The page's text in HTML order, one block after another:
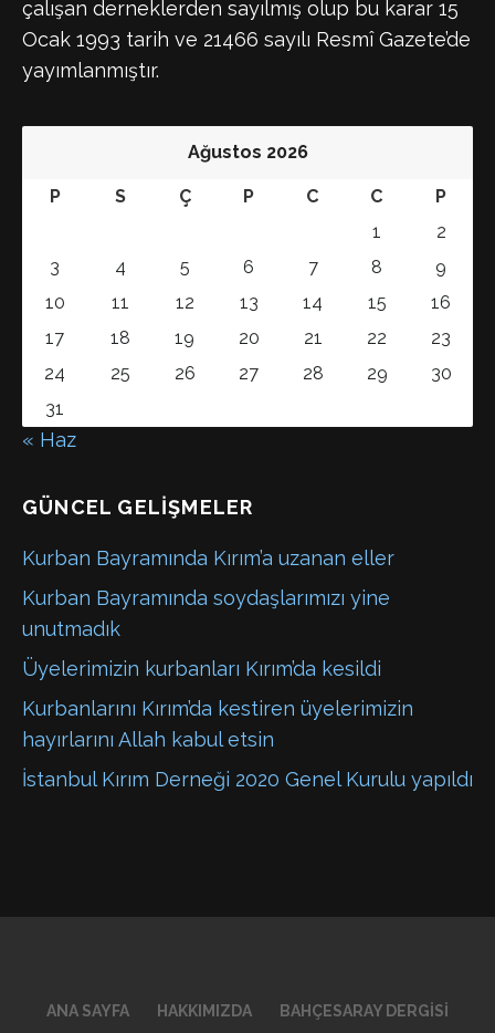
çalışan derneklerden sayılmış olup bu karar 15
Ocak 1993 tarih ve 21466 sayılı Resmî Gazete’de
yayımlanmıştır.
Ağustos 2026
P S Ç P C C
P
1
2
3
4 5 6 7 8
9
10
11 12 13 14 15
16
17
18 19 20 21 22
23
24
25 26 27 28 29
30
31
« Haz
GÜNCEL GELIŞMELER
Kurban Bayramında Kırım’a uzanan eller
Kurban Bayramında soydaşlarımızı yine
unutmadık
Üyelerimizin kurbanları Kırım’da kesildi
Kurbanlarını Kırım’da kestiren üyelerimizin
hayırlarını Allah kabul etsin
İstanbul Kırım Derneği 2020 Genel Kurulu yapıldı
ANA SAYFA HAKKIMIZDA BAHÇESARAY DERGISI